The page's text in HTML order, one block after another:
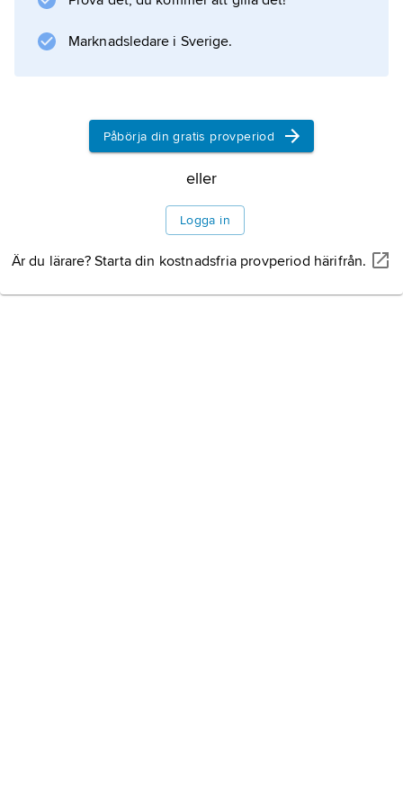
bursit
Information om artikeln
Marknadsledare i Sverige.
Påbörja din gratis provperiod
eller
Logga in
Är du lärare? Starta din kostnadsfria provperiod härifrån.